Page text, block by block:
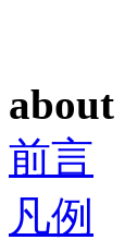
about
前言
凡例